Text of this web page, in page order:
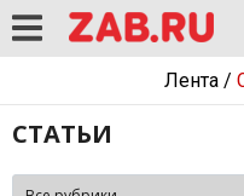
Лента/
СТАТЬИ